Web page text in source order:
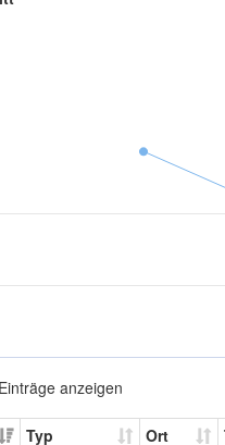
Einträge anzeigen
Typ Ort